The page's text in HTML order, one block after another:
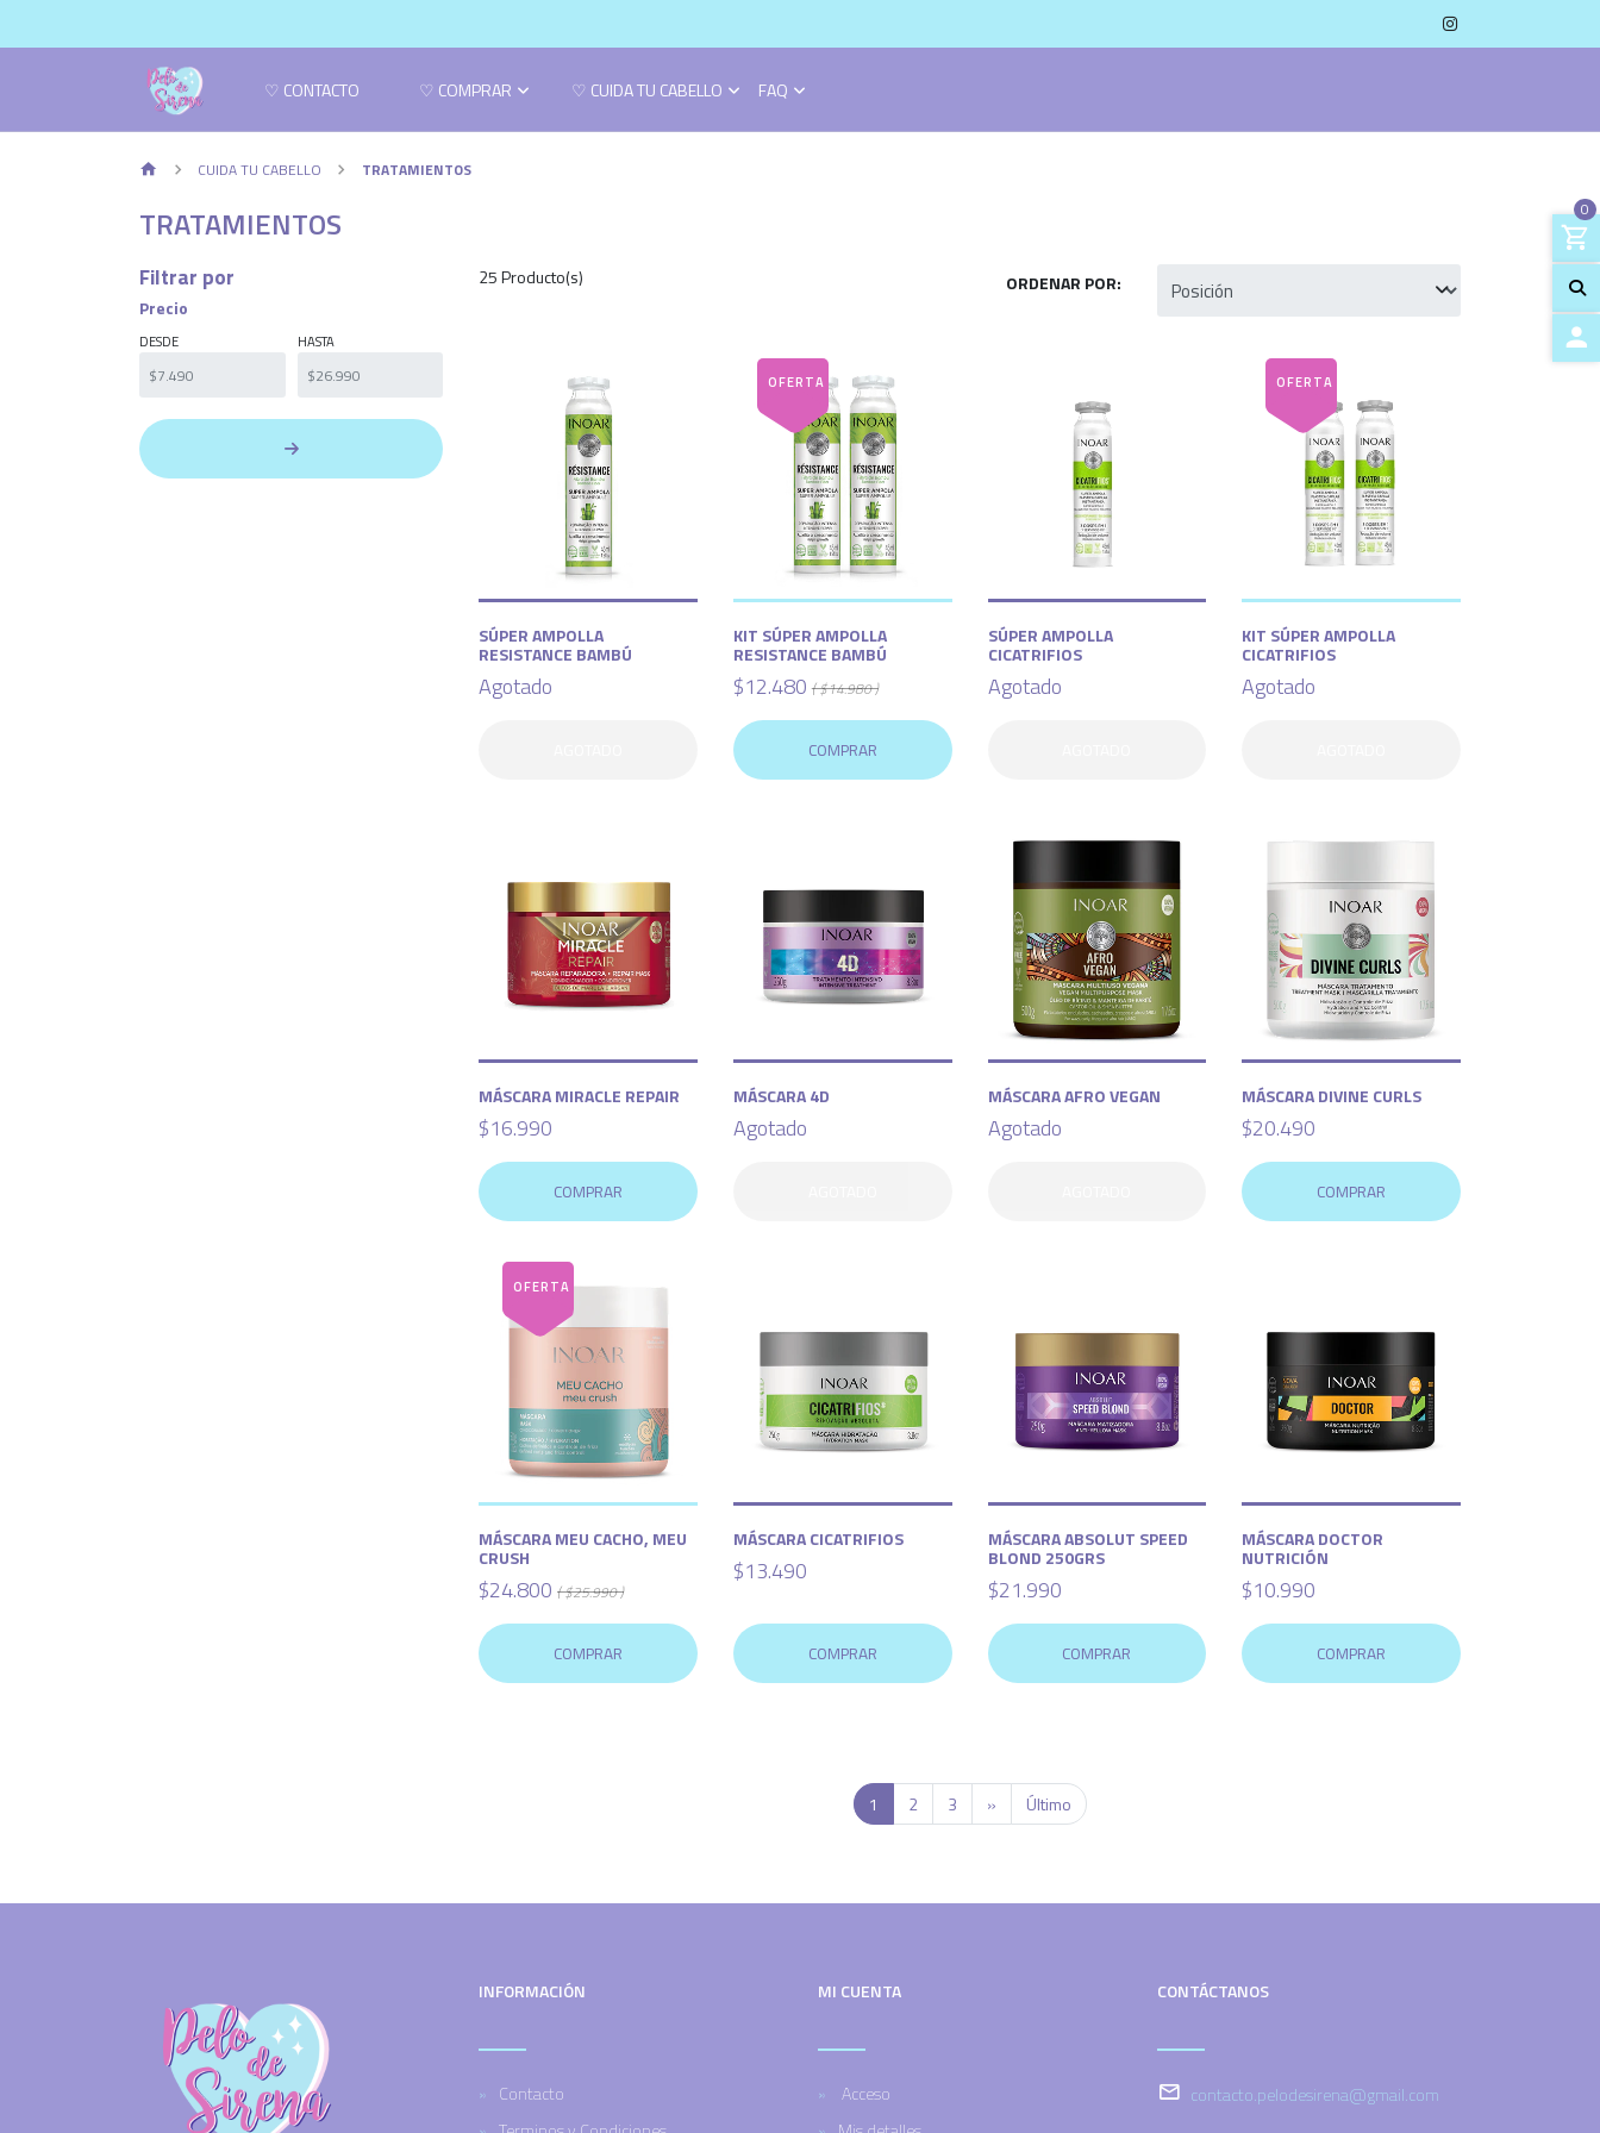
♡ CONTACTO ♡ COMPRAR ♡ CUIDA TU CABELLO FAQ
0
CUIDA TU CABELLO TRATAMIENTOS
TRATAMIENTOS
Filtrar por
Precio
DESDE HASTA
25 Producto(s) ORDENAR POR:
SÚPER AMPOLLA
RESISTANCE BAMBÚ
Agotado
KIT SÚPER AMPOLLA
RESISTANCE BAMBÚ
$12.480 ( $14.980 )
COMPRAR
SÚPER AMPOLLA
CICATRIFIOS
Agotado
KIT SÚPER AMPOLLA
CICATRIFIOS
Agotado
MÁSCARA MIRACLE REPAIR
$16.990
COMPRAR
MÁSCARA 4D
Agotado
MÁSCARA AFRO VEGAN
Agotado
MÁSCARA DIVINE CURLS
$20.490
COMPRAR
MÁSCARA MEU CACHO, MEU
CRUSH
$24.800 ( $25.990 )
COMPRAR
MÁSCARA CICATRIFIOS
$13.490
COMPRAR
MÁSCARA ABSOLUT SPEED
BLOND 250GRS
$21.990
COMPRAR
MÁSCARA DOCTOR
NUTRICIÓN
$10.990
COMPRAR
1 2 3 » Último
INFORMACIÓN
Contacto
MI CUENTA
Acceso
CONTÁCTANOS
contacto.pelodesirena@gmail.com